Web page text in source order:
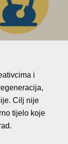
i
Cilj nije
tijelo koje